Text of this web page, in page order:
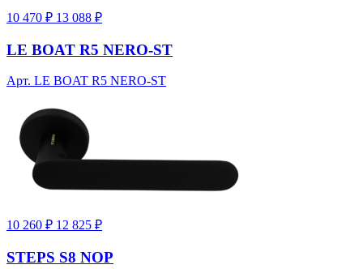
10 470 ₽ 13 088 ₽
LE BOAT R5 NERO-ST
Арт. LE BOAT R5 NERO-ST
10 260 ₽ 12 825 ₽
STEPS S8 NOP